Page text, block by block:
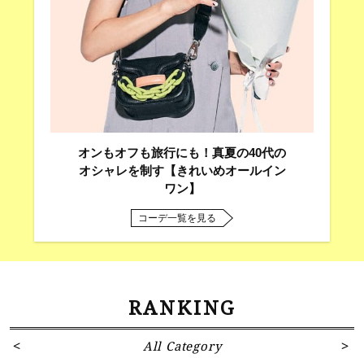
オンもオフも旅行にも！真夏の40代の
オシャレを制す【きれいめオールイン
ワン】
コーデ一覧を見る
RANKING
All Category